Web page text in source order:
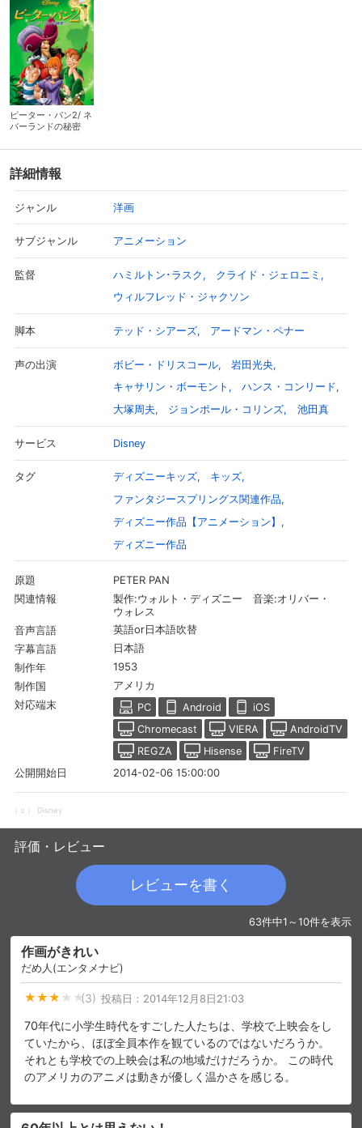
会員設定 会員情報
会員情報変更
ジットカード情報の変更が可能です。
決済方法の変更が可能です。
購入明細
現在獲得済みのお得なクーポンを確認でき
ます。
レンタル、購入、定額見放題の購入履歴の
確認が可能です。こちらから視聴いただく
能です。
閲覧履歴
サイト内の閲覧履歴を確認できます。履歴
の削除も可能です。
視聴年齢制限
能です。5段階の年齢区分から選択できま
す。
ところが、ピーター・パンを目の敵にしている海賊、フック船長の
悪だくみに巻きこまれて…。
ピーター・パン2/ ネ
バーランドの秘密
詳細情報
ジャンル 洋画
サブジャンル アニメーション
監督 ハミルトン･ラスク
クライド・ジェロニミ
ウィルフレッド・ジャクソン
脚本 テッド・シアーズ アードマン・ペナー
声の出演 ボビー・ドリスコール
岩田光央
キャサリン・ボーモント
ハンス・コンリード
大塚周夫
ジョンポール・コリンズ 池田真
サービス Disney
タグ ディズニーキッズ
キッズ
ファンタジースプリングス関連作品
ディズニー作品【アニメーション】
ディズニー作品
原題 PETER PAN
関連情報
製作:ウォルト・ディズニー 音楽:オリバー・
ウォレス
音声言語 英語or日本語吹替
字幕言語 日本語
制作年 1953
制作国 アメリカ
対応端末 PC Android
iOS
Chromecast
VIERA
AndroidTV
REGZA
Hisense
FireTV
公開開始日
2014-02-06 15:00:00
（ｃ） Disney
評価・レビュー
レビューを書く
63件中1～10件を表示
作画がきれい
だめ人(エンタメナビ)
(3) 投稿日： 2014年12月8日21:03
70年代に小学生時代をすごした人たちは、学校で上映会をし
ていたから、ほぼ全員本作を観ているのではないだろうか。
それとも学校での上映会は私の地域だけだろうか。 この時代
のアメリカのアニメは動きが優しく温かさを感じる。